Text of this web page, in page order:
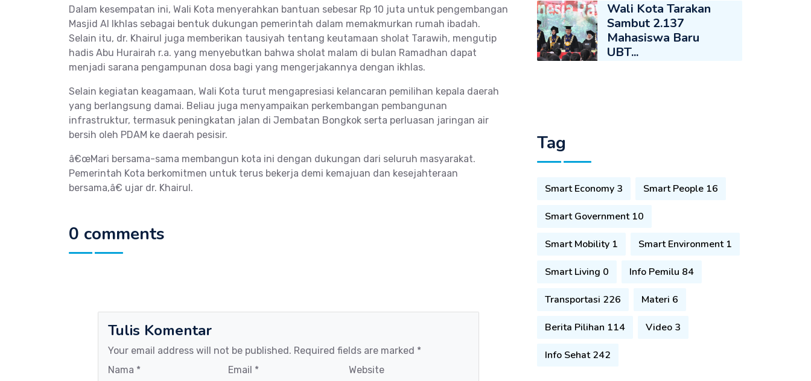
Dalam kesempatan ini, Wali Kota menyerahkan bantuan sebesar Rp 10 juta untuk pengembangan
Masjid Al Ikhlas sebagai bentuk dukungan pemerintah dalam memakmurkan rumah ibadah.
Selain itu, dr. Khairul juga memberikan tausiyah tentang keutamaan sholat Tarawih, mengutip
hadis Abu Hurairah r.a. yang menyebutkan bahwa sholat malam di bulan Ramadhan dapat
menjadi sarana pengampunan dosa bagi yang mengerjakannya dengan ikhlas.
Selain kegiatan keagamaan, Wali Kota turut mengapresiasi kelancaran pemilihan kepala daerah
yang berlangsung damai. Beliau juga menyampaikan perkembangan pembangunan
infrastruktur, termasuk peningkatan jalan di Jembatan Bongkok serta perluasan jaringan air
bersih oleh PDAM ke daerah pesisir.
â€œMari bersama-sama membangun kota ini dengan dukungan dari seluruh masyarakat.
Pemerintah Kota berkomitmen untuk terus bekerja demi kemajuan dan kesejahteraan
bersama,â€ ujar dr. Khairul.
0 comments
Tulis Komentar
Your email address will not be published. Required fields are marked *
Nama *
Email * Website
Wali Kota Tarakan
Sambut 2.137
Mahasiswa Baru
UBT...
Tag
Smart Economy 3 Smart People 16
Smart Government 10
Smart Mobility 1 Smart Environment 1
Smart Living 0 Info Pemilu 84
Transportasi 226 Materi 6
Berita Pilihan 114 Video 3
Info Sehat 242